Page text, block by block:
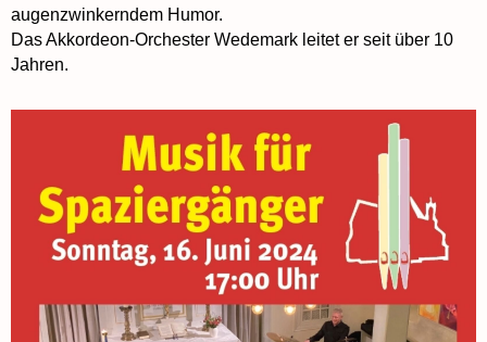
augenzwinkerndem Humor.
Das Akkordeon-Orchester Wedemark leitet er seit über 10
Jahren.